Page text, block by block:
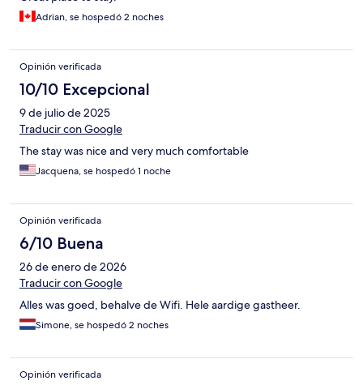
Adrian, se hospedó 2 noches
Opinión verificada
10/10 Excepcional
9 de julio de 2025
Traducir con Google
The stay was nice and very much comfortable
Jacquena, se hospedó 1 noche
Opinión verificada
6/10 Buena
26 de enero de 2026
Traducir con Google
Alles was goed, behalve de Wifi. Hele aardige gastheer.
Simone, se hospedó 2 noches
Opinión verificada